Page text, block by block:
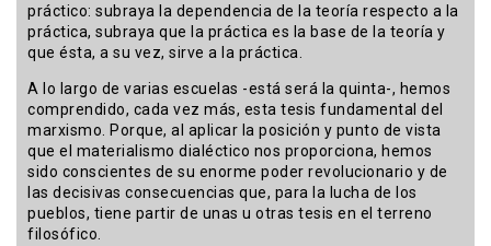
práctico: subraya la dependencia de la teoría respecto a la
práctica, subraya que la práctica es la base de la teoría y
que ésta, a su vez, sirve a la práctica.
A lo largo de varias escuelas -está será la quinta-, hemos
comprendido, cada vez más, esta tesis fundamental del
marxismo. Porque, al aplicar la posición y punto de vista
que el materialismo dialéctico nos proporciona, hemos
sido conscientes de su enorme poder revolucionario y de
las decisivas consecuencias que, para la lucha de los
pueblos, tiene partir de unas u otras tesis en el terreno
filosófico.